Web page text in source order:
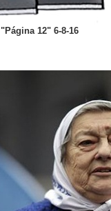
"Página 12" 6-8-16